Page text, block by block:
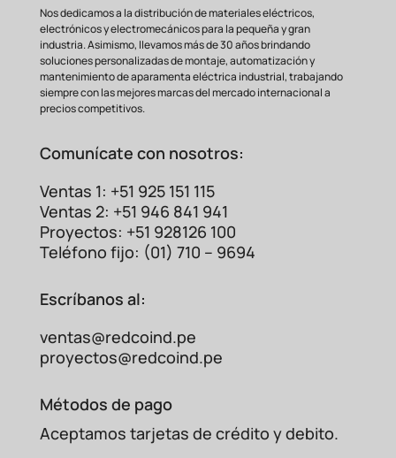
Nos dedicamos a la distribución de materiales eléctricos,
electrónicos y electromecánicos para la pequeña y gran
industria. Asimismo, llevamos más de 30 años brindando
soluciones personalizadas de montaje, automatización y
mantenimiento de aparamenta eléctrica industrial, trabajando
siempre con las mejores marcas del mercado internacional a
precios competitivos.
Comunícate con nosotros:
Ventas 1: +51 925 151 115
Ventas 2: +51 946 841 941
Proyectos: +51 928126 100
Teléfono fijo: (01) 710 – 9694
Escríbanos al:
ventas@redcoind.pe
proyectos@redcoind.pe
Métodos de pago
Aceptamos tarjetas de crédito y debito.